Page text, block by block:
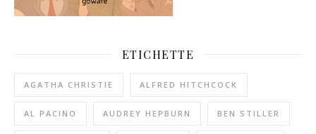
ETICHETTE
AGATHA CHRISTIE ALFRED HITCHCOCK
AL PACINO AUDREY HEPBURN BEN STILLER